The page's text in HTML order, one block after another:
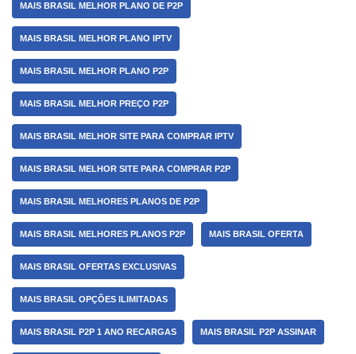
MAIS BRASIL MELHOR PLANO DE P2P
MAIS BRASIL MELHOR PLANO IPTV
MAIS BRASIL MELHOR PLANO P2P
MAIS BRASIL MELHOR PREÇO P2P
MAIS BRASIL MELHOR SITE PARA COMPRAR IPTV
MAIS BRASIL MELHOR SITE PARA COMPRAR P2P
MAIS BRASIL MELHORES PLANOS DE P2P
MAIS BRASIL MELHORES PLANOS P2P MAIS BRASIL OFERTA
MAIS BRASIL OFERTAS EXCLUSIVAS
MAIS BRASIL OPÇÕES ILIMITADAS
MAIS BRASIL P2P 1 ANO RECARGAS MAIS BRASIL P2P ASSINAR